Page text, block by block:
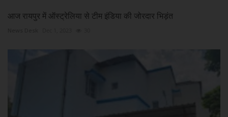
आज रायपुर में ऑस्ट्रेलिया से टीम इंडिया की जोरदार भिड़ंत